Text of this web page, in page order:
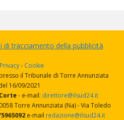
di tracciamento della pubblicità
Privacy- Cookie
il Tribunale di Torre Annunziata
16/09/2021
- e-mail: direttore@ilsud24.it
Torre Annunziata (Na) - Via Toledo
e-mail redazione@ilsud24.it